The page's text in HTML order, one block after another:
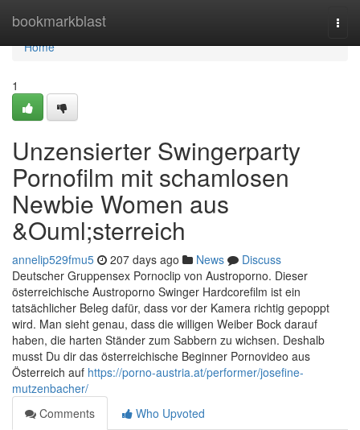
bookmarkblast
Home
Home
1
Unzensierter Swingerparty
Pornofilm mit schamlosen
Newbie Women aus
&Ouml;sterreich
annelip529fmu5 207 days ago News
Discuss
Deutscher Gruppensex Pornoclip von Austroporno. Dieser
österreichische Austroporno Swinger Hardcorefilm ist ein
tatsächlicher Beleg dafür, dass vor der Kamera richtig gepoppt
wird. Man sieht genau, dass die willigen Weiber Bock darauf
haben, die harten Ständer zum Sabbern zu wichsen. Deshalb
musst Du dir das österreichische Beginner Pornovideo aus
Österreich auf https://porno-austria.at/performer/josefine-
mutzenbacher/
Comments
Who Upvoted